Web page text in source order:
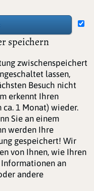
speichern
zwischenspeichert
lassen,
erkennt Ihren
1 Monat) wieder.
Sie an einem
werden Ihre
von Ihnen, wie Ihren
andere